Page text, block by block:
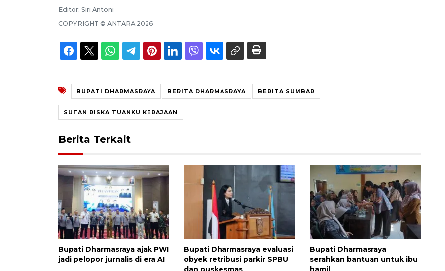
Editor: Siri Antoni
COPYRIGHT © ANTARA 2026
BUPATI DHARMASRAYA BERITA DHARMASRAYA BERITA SUMBAR
SUTAN RISKA TUANKU KERAJAAN
Berita Terkait
Bupati Dharmasraya ajak PWI
jadi pelopor jurnalis di era AI
Bupati Dharmasraya evaluasi
obyek retribusi parkir SPBU
dan puskesmas
Bupati Dharmasraya
serahkan bantuan untuk ibu
hamil